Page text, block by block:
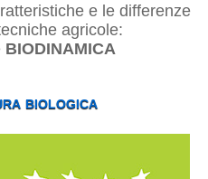
e le differenze
agricole:
BIODINAMICA
biologica